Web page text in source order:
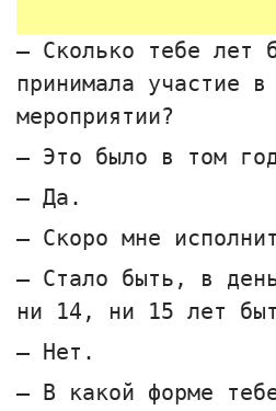
— Сколько тебе лет
принимала участие в
мероприятии?
— Это было в том
— Да.
— Скоро мне
— Стало быть, в
ни 14, ни 15 лет
— Нет.
— В какой форме